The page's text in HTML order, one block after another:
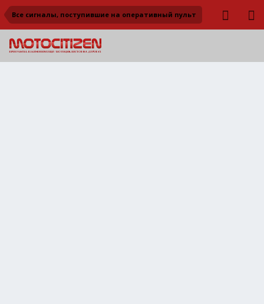
Все сигналы, поступившие на оперативный пульт